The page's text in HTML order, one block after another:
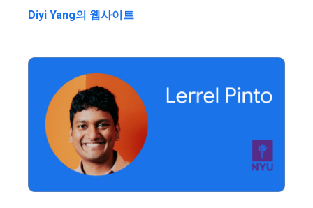
Diyi Yang의 웹사이트